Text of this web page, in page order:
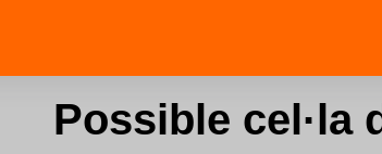
Possible cel·la